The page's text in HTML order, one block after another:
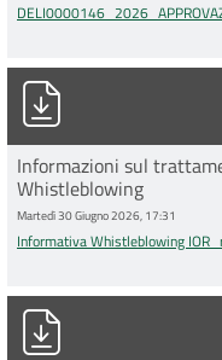
Informativa
Informazioni sul
Whistleblowing
Martedì 30 Giugno 2026, 17:31
Informativa Whistleblowing
Delibera ANAC n 478